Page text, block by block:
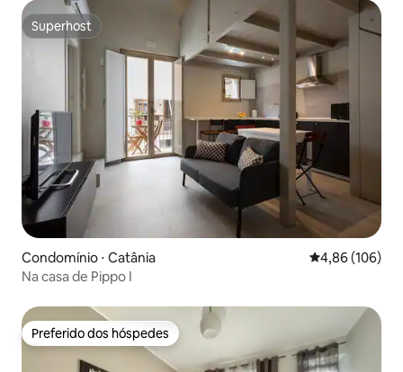
Superhost
Superhost
Condomínio ⋅ Catânia 4,86 de uma
4,86 (106)
Na casa de Pippo I
Preferido dos hóspedes
Preferido dos hóspedes